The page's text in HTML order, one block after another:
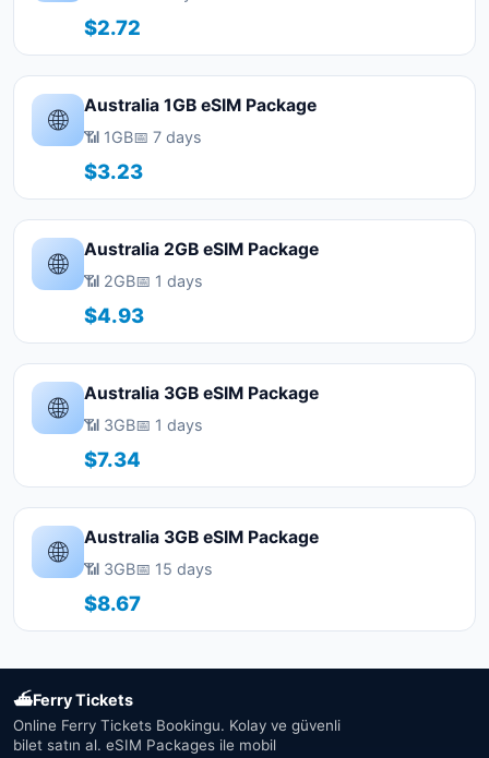
$2.72
🌐 Australia 1GB eSIM Package
📶 1GB📅 7 days
$3.23
🌐 Australia 2GB eSIM Package
📶 2GB📅 1 days
$4.93
🌐 Australia 3GB eSIM Package
📶 3GB📅 1 days
$7.34
🌐 Australia 3GB eSIM Package
📶 3GB📅 15 days
$8.67
⛴Ferry Tickets
Online Ferry Tickets Bookingu. Kolay ve güvenli
bilet satın al. eSIM Packages ile mobil